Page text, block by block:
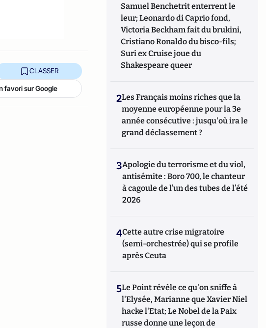
CLASSER
favori sur Google
Samuel Benchetrit enterrent le
leur; Leonardo di Caprio fond,
Victoria Beckham fait du brukini,
Cristiano Ronaldo du bisco-fils;
Suri ex Cruise joue du
Shakespeare queer
2Les Français moins riches que la
moyenne européenne pour la 3e
année consécutive : jusqu'où ira le
grand déclassement ?
3Apologie du terrorisme et du viol,
antisémite : Boro 700, le chanteur
à cagoule de l’un des tubes de l’été
2026
4Cette autre crise migratoire
(semi-orchestrée) qui se profile
après Ceuta
5Le Point révèle ce qu'on sniffe à
l'Elysée, Marianne que Xavier Niel
hacke l'Etat; Le Nobel de la Paix
russe donne une leçon de